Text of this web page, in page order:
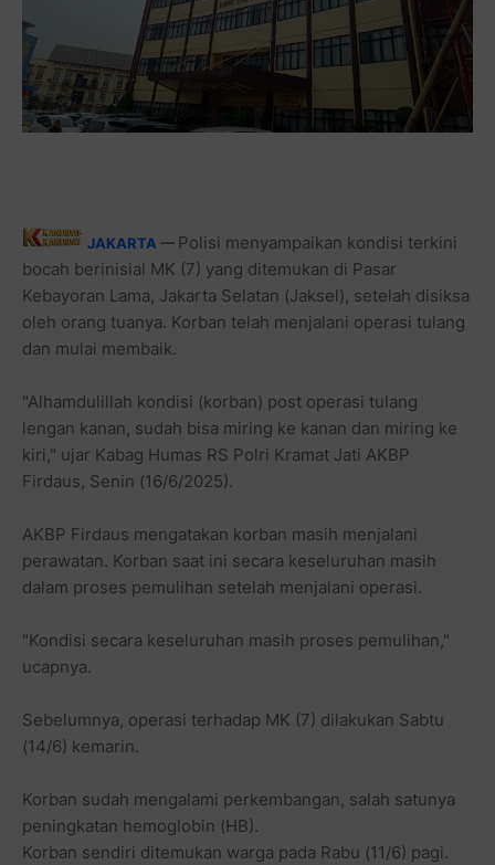
JAKARTA — Polisi menyampaikan kondisi terkini
bocah berinisial MK (7) yang ditemukan di Pasar
Kebayoran Lama, Jakarta Selatan (Jaksel), setelah disiksa
oleh orang tuanya. Korban telah menjalani operasi tulang
dan mulai membaik.
"Alhamdulillah kondisi (korban) post operasi tulang
lengan kanan, sudah bisa miring ke kanan dan miring ke
kiri," ujar Kabag Humas RS Polri Kramat Jati AKBP
Firdaus, Senin (16/6/2025).
AKBP Firdaus mengatakan korban masih menjalani
perawatan. Korban saat ini secara keseluruhan masih
dalam proses pemulihan setelah menjalani operasi.
"Kondisi secara keseluruhan masih proses pemulihan,"
ucapnya.
Sebelumnya, operasi terhadap MK (7) dilakukan Sabtu
(14/6) kemarin.
Korban sudah mengalami perkembangan, salah satunya
peningkatan hemoglobin (HB).
Korban sendiri ditemukan warga pada Rabu (11/6) pagi.